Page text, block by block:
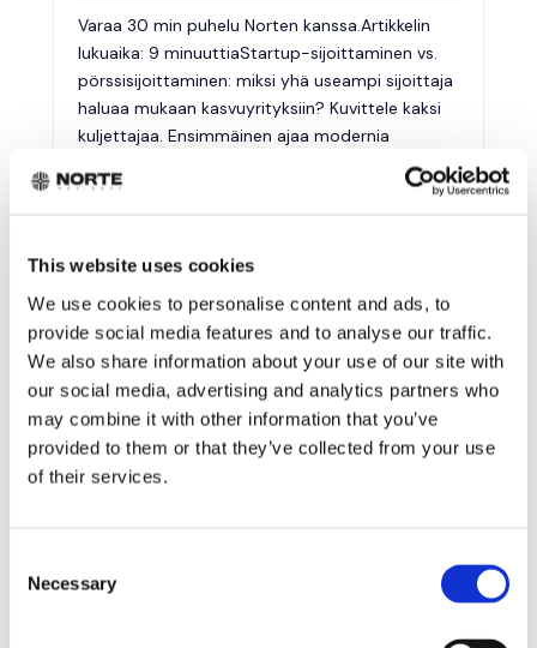
This website uses cookies
We use cookies to personalise content and ads, to
provide social media features and to analyse our traffic.
We also share information about your use of our site with
our social media, advertising and analytics partners who
may combine it with other information that you’ve
provided to them or that they’ve collected from your use
of their services.
Selection
Necessary
Varaa 30 min puhelu Norten kanssa.Artikkelin
lukuaika: 9 minuuttiaStartup-sijoittaminen vs.
pörssisijoittaminen: miksi yhä useampi sijoittaja
haluaa mukaan kasvuyrityksiin? Kuvittele kaksi
kuljettajaa. Ensimmäinen ajaa modernia
Lue lisää
Kaikki,Uutiset
KANSALLINEN T&K-RAHOITUS PK-
YRITYKSILLE –
ELINVOIMAKESKUKSEN TUKI
muuttunut vuonna 2026: tukea myönnetään